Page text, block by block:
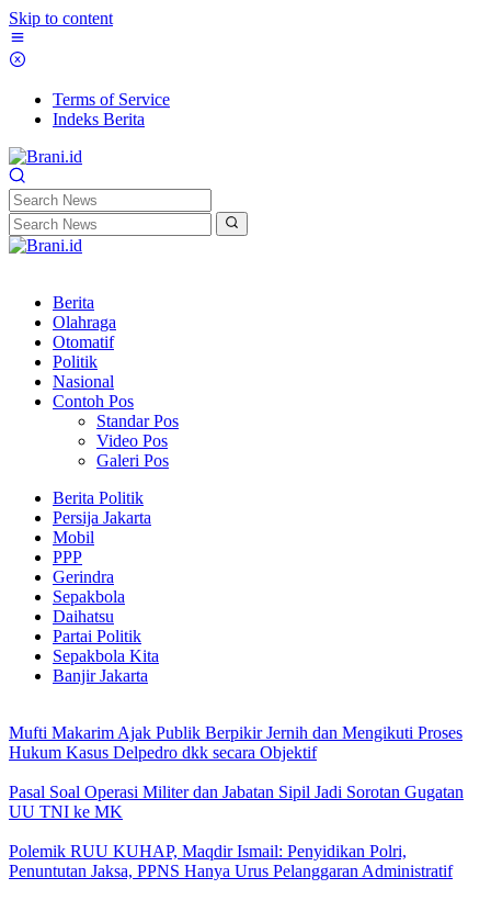
Skip to content
Terms of Service
Indeks Berita
Berita
Olahraga
Otomatif
Politik
Nasional
Contoh Pos
Standar Pos
Video Pos
Galeri Pos
Berita Politik
Persija Jakarta
Mobil
PPP
Gerindra
Sepakbola
Daihatsu
Partai Politik
Sepakbola Kita
Banjir Jakarta
Mufti Makarim Ajak Publik Berpikir Jernih dan Mengikuti Proses
Hukum Kasus Delpedro dkk secara Objektif
Pasal Soal Operasi Militer dan Jabatan Sipil Jadi Sorotan Gugatan
UU TNI ke MK
Polemik RUU KUHAP, Maqdir Ismail: Penyidikan Polri,
Penuntutan Jaksa, PPNS Hanya Urus Pelanggaran Administratif